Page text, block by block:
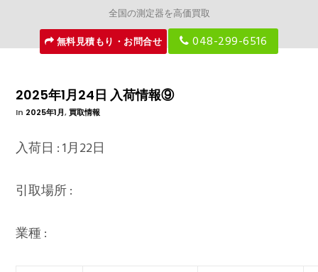
全国の測定器を高価買取
無料見積もり・お問合せ
048-299-6516
2025年1月24日 入荷情報⑨
In 2025年1月,買取情報
入荷日 : 1月22日
引取場所 :
業種 :